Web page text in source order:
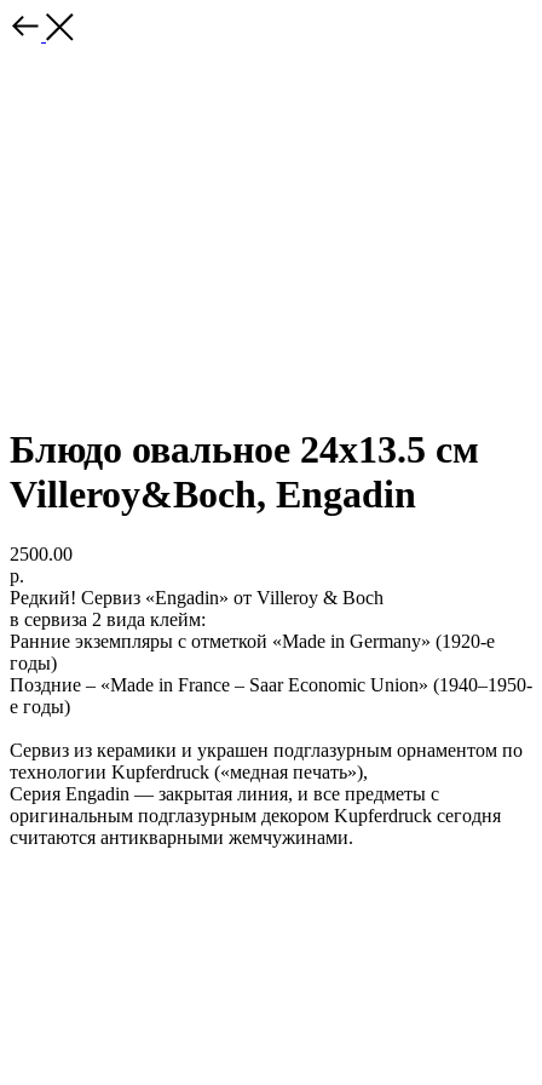
Блюдо овальное 24х13.5 см
Villeroy&Boch, Engadin
2500.00
р.
Редкий! Сервиз «Engadin» от Villeroy & Boch
в сервиза 2 вида клейм:
Ранние экземпляры с отметкой «Made in Germany» (1920-е
годы)
Поздние – «Made in France – Saar Economic Union» (1940–1950-
е годы)
Сервиз из керамики и украшен подглазурным орнаментом по
технологии Kupferdruck («медная печать»),
Серия Engadin — закрытая линия, и все предметы с
оригинальным подглазурным декором Kupferdruck сегодня
считаются антикварными жемчужинами.